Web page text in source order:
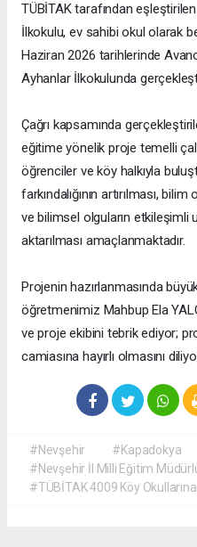
TÜBİTAK tarafından
İlkokulu, ev sahibi okul olarak
Haziran 2026 tarihlerinde
Ayhanlar İlkokulunda
Çağrı kapsamında
eğitime yönelik proje temelli
öğrenciler ve köy halkıyla
farkındalığının artırılması,
ve bilimsel olguların etkileşimli
aktarılması amaçlanmaktadır.
Projenin hazırlanmasında
öğretmenimiz Mahbup Ela
ve proje ekibini tebrik ediyor;
camiasına hayırlı olmasını
#Nevşehir
#Kapadokya
#Nevşehir İl Milli Eğitim
#TÜBİTAK 4009 Köy